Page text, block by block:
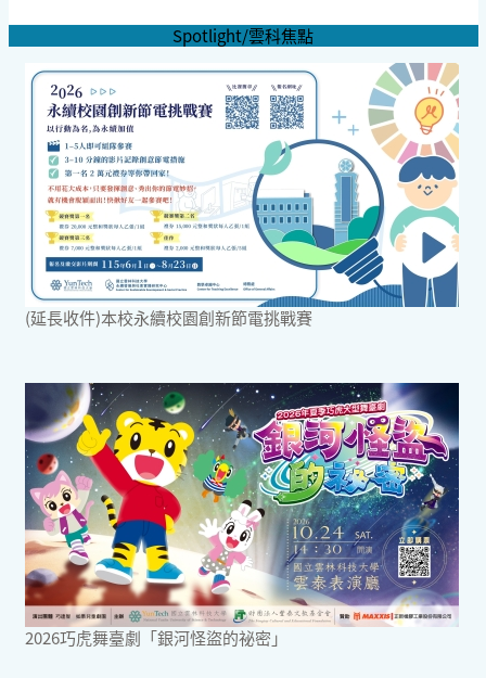
Spotlight/雲科焦點
(延長收件)本校永續校園創新節電挑戰賽
2026巧虎舞臺劇「銀河怪盜的祕密」